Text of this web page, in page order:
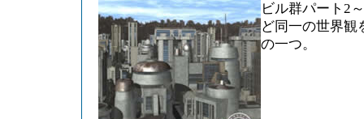
ビル群パート2
ど同一の世界観
の一つ。